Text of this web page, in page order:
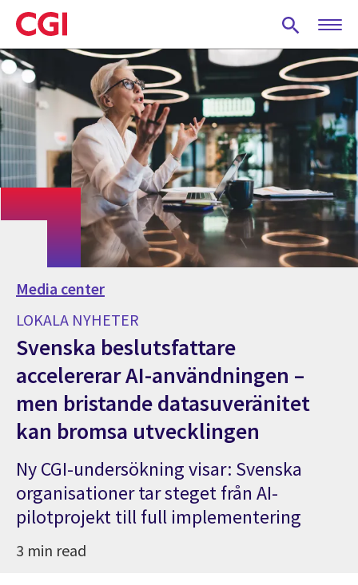
Skip
to
main
content
Media center
LOKALA NYHETER
Svenska beslutsfattare
accelererar AI-användningen –
men bristande datasuveränitet
kan bromsa utvecklingen
Ny CGI-undersökning visar: Svenska
organisationer tar steget från AI-
pilotprojekt till full implementering
3 min read